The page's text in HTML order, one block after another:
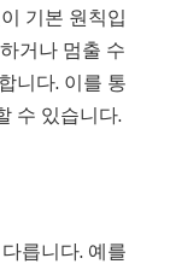
기본 원칙입
거나 멈출 수
니다. 이를 통
수 있습니다.
릅니다. 예를